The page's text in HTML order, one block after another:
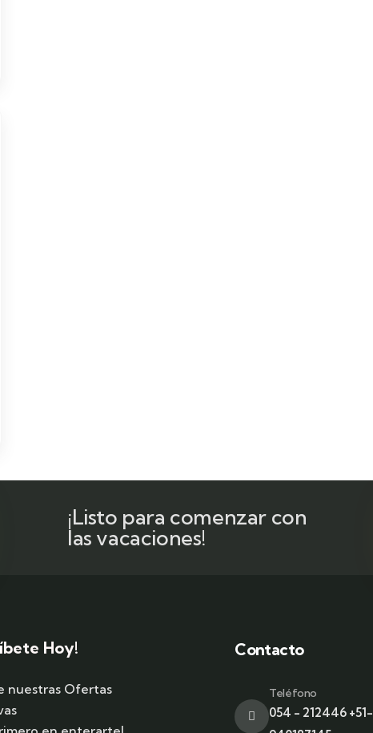
¡Listo para comenzar con
las vacaciones!
Hoy!
nuestras Ofertas
Contacto
Teléfono
054 - 212446 +51-